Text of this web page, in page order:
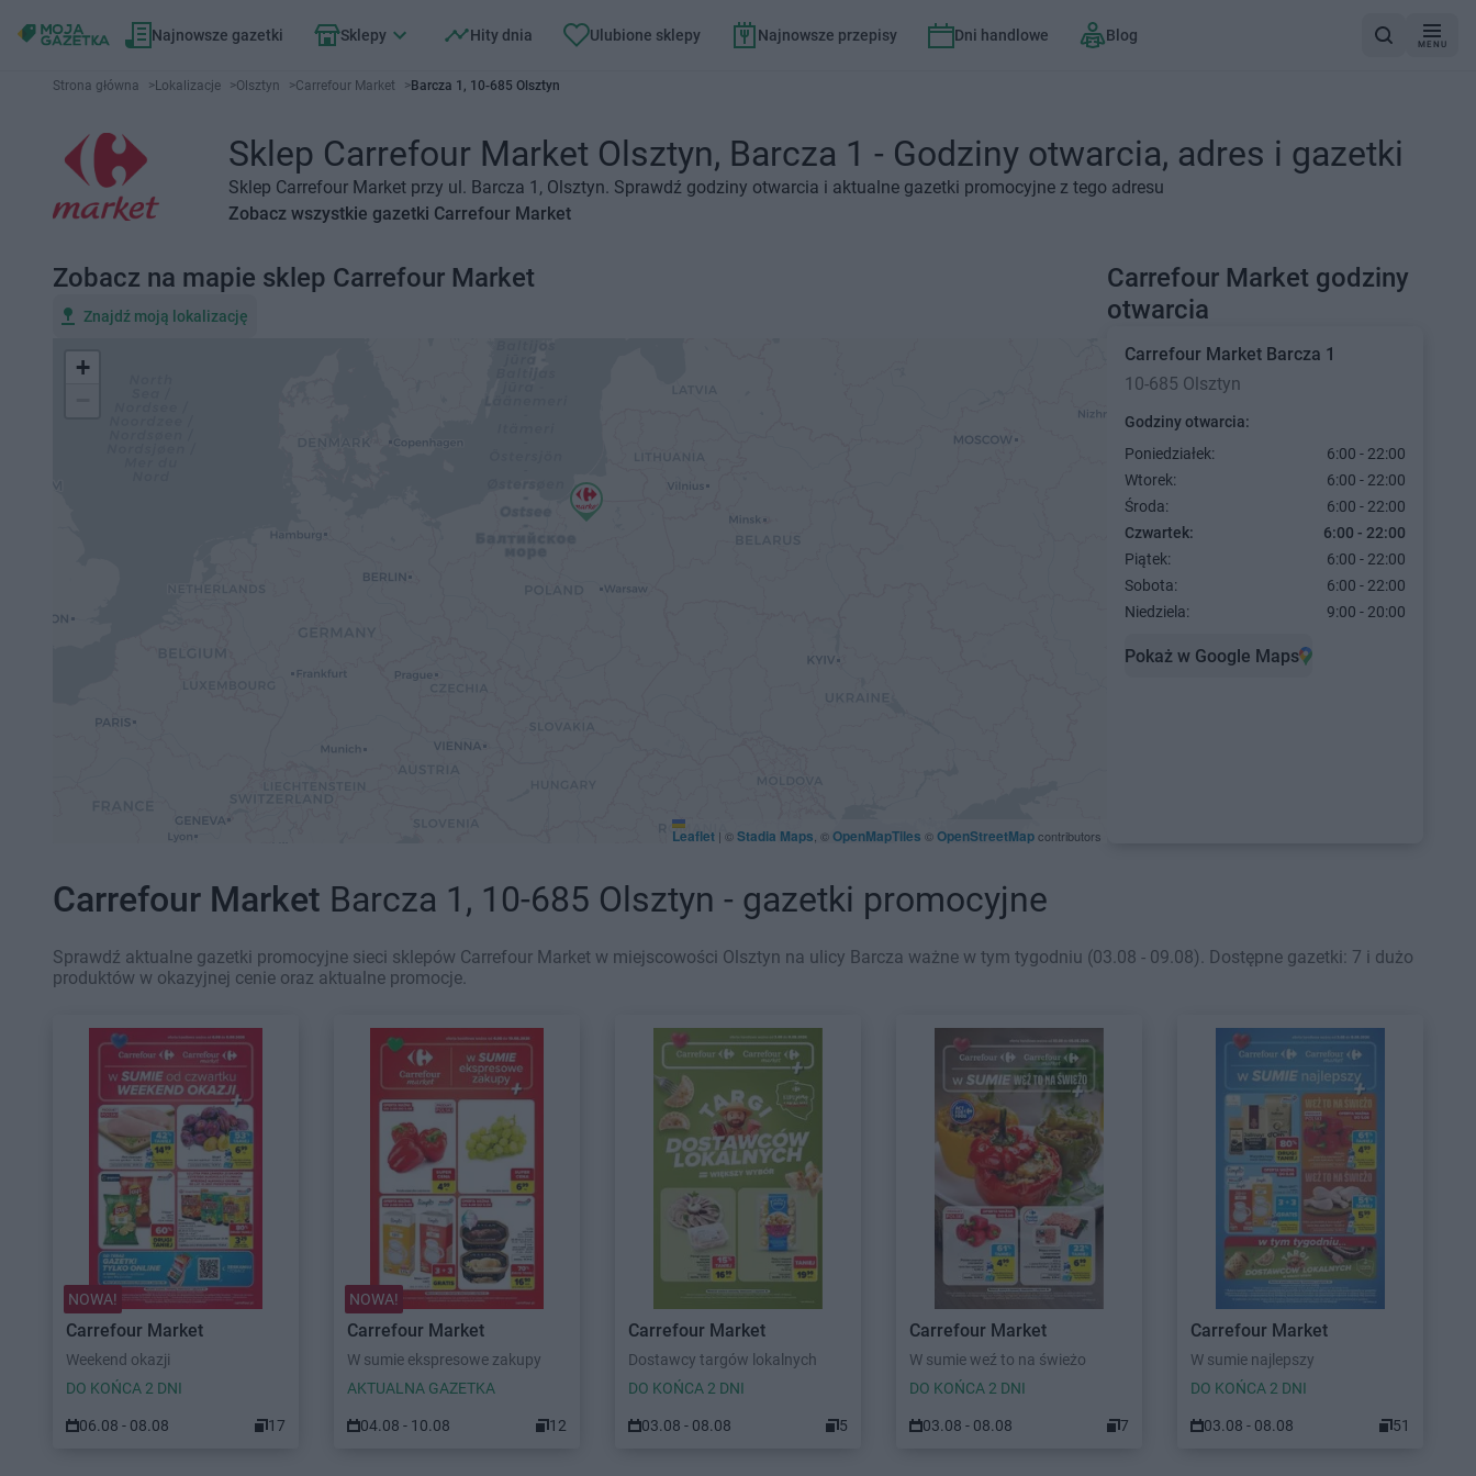
Najnowsze gazetki Sklepy Hity dnia Ulubione sklepy Najnowsze przepisy Dni handlowe Blog
MENU
Strona główna >Lokalizacje >Olsztyn >Carrefour Market >Barcza 1, 10-685 Olsztyn
Sklep Carrefour Market Olsztyn, Barcza 1 - Godziny otwarcia, adres i gazetki
Sklep Carrefour Market przy ul. Barcza 1, Olsztyn. Sprawdź godziny otwarcia i aktualne gazetki promocyjne z tego adresu
Zobacz wszystkie gazetki Carrefour Market
Carrefour Market godziny
otwarcia
Carrefour Market Barcza 1
10-685 Olsztyn
Godziny otwarcia:
Poniedziałek:
6:00 - 22:00
Wtorek:
6:00 - 22:00
Środa:
6:00 - 22:00
Czwartek:
6:00 - 22:00
Piątek:
6:00 - 22:00
Sobota:
6:00 - 22:00
Niedziela:
9:00 - 20:00
Pokaż w Google Maps
Zobacz na mapie sklep Carrefour Market
Znajdź moją lokalizację
+
Leaflet | ©Stadia Maps , ©OpenMapTiles ©OpenStreetMapcontributors
Carrefour Market Barcza 1, 10-685 Olsztyn - gazetki promocyjne
Sprawdź aktualne gazetki promocyjne sieci sklepów Carrefour Market w miejscowości Olsztyn na ulicy Barcza ważne w tym tygodniu (03.08 - 09.08). Dostępne gazetki: 7 i dużo
produktów w okazyjnej cenie oraz aktualne promocje.
NOWA!
Carrefour Market
Weekend okazji
DO KOŃCA 2 DNI
06.08 - 08.08 17
NOWA!
Carrefour Market
W sumie ekspresowe zakupy
AKTUALNA GAZETKA
04.08 - 10.08 12
Carrefour Market
Dostawcy targów lokalnych
DO KOŃCA 2 DNI
03.08 - 08.08 5
Carrefour Market
W sumie weź to na świeżo
DO KOŃCA 2 DNI
03.08 - 08.08 7
Carrefour Market
W sumie najlepszy
DO KOŃCA 2 DNI
03.08 - 08.08 51